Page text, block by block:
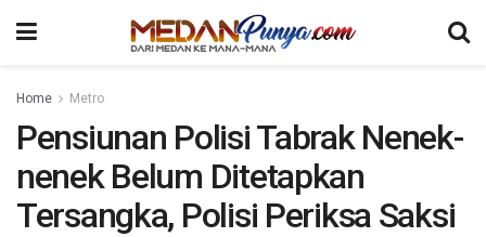
Home Metro
Pensiunan Polisi Tabrak Nenek-
nenek Belum Ditetapkan
Tersangka, Polisi Periksa Saksi